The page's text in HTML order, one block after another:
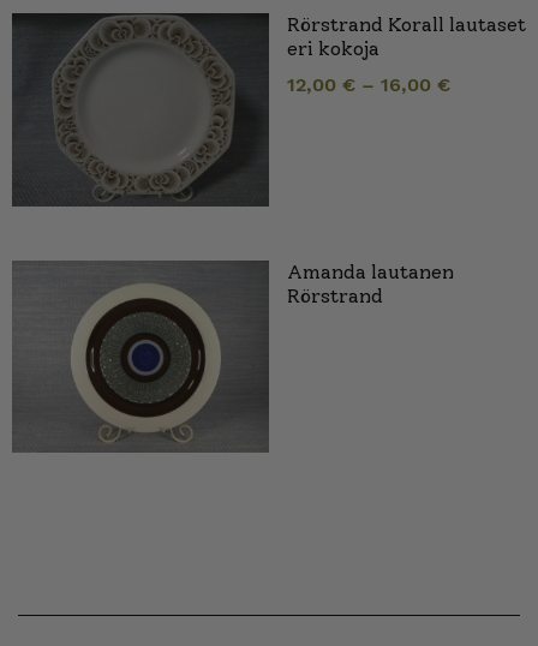
Rörstrand Korall lautaset
eri kokoja
12,00 € – 16,00 €
Amanda lautanen
Rörstrand